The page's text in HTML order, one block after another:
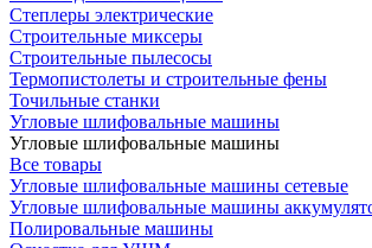
Степлеры электрические
Строительные миксеры
Строительные пылесосы
Термопистолеты и строительные фены
Точильные станки
Угловые шлифовальные машины
Угловые шлифовальные машины
Все товары
Угловые шлифовальные машины сетевые
Угловые шлифовальные машины
Полировальные машины